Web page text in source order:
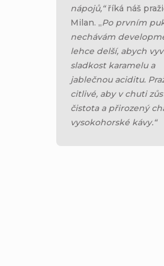
nápojů,“říká náš
Milan. „Po prvním
nechávám
lehce delší, abych
sladkost karamelu a
jablečnou aciditu.
citlivé, aby v chuti
čistota a přirozený
vysokohorské kávy.“